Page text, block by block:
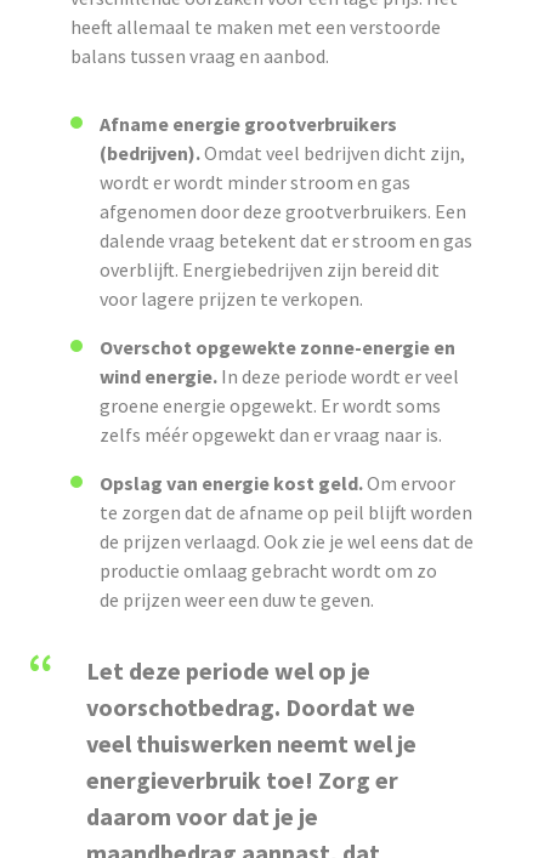
heeft allemaal te maken met een verstoorde
balans tussen vraag en aanbod.
Afname energie grootverbruikers
(bedrijven).Omdat veel bedrijven dicht zijn,
wordt er wordt minder stroom en gas
afgenomen door deze grootverbruikers. Een
dalende vraag betekent dat er stroom en gas
overblijft. Energiebedrijven zijn bereid dit
voor lagere prijzen te verkopen.
Overschot opgewekte zonne-energie en
wind energie.In deze periode wordt er veel
groene energie opgewekt. Er wordt soms
zelfs méér opgewekt dan er vraag naar is.
Opslag van energie kost geld.Om ervoor
te zorgen dat de afname op peil blijft worden
de prijzen verlaagd. Ook zie je wel eens dat de
productie omlaag gebracht wordt om zo
de prijzen weer een duw te geven.
Let deze periode wel op je
voorschotbedrag. Doordat we
veel thuiswerken neemt wel je
energieverbruik toe! Zorg er
daarom voor dat je je
maandbedrag aanpast, dat